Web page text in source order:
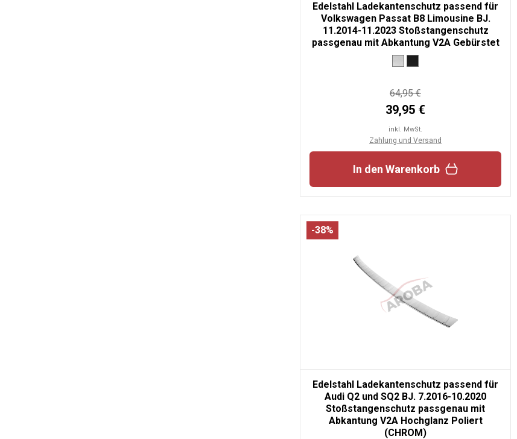
Edelstahl Ladekantenschutz passend für
Volkswagen Passat B8 Limousine BJ.
11.2014-11.2023 Stoßstangenschutz
passgenau mit Abkantung V2A Gebürstet
64,95 €
39,95 €
inkl. MwSt.
Zahlung und Versand
In den Warenkorb
-38%
Edelstahl Ladekantenschutz passend für
Audi Q2 und SQ2 BJ. 7.2016-10.2020
Stoßstangenschutz passgenau mit
Abkantung V2A Hochglanz Poliert
(CHROM)